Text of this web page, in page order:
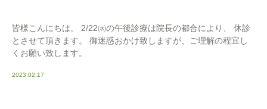
皆様こんにちは。 2/22㈬の午後診療は院長の都合により、 休診
とさせて頂きます。 御迷惑おかけ致しますが、ご理解の程宜し
くお願い致します。
2023.02.17